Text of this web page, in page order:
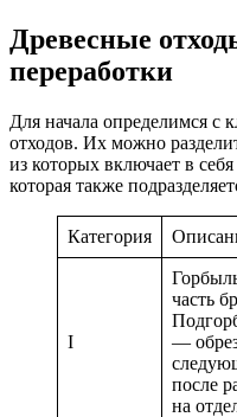
Древесные
переработки
Для начала определимся с
отходов. Их можно
из которых включает в
которая также
Категория
I
часть
—
после
на